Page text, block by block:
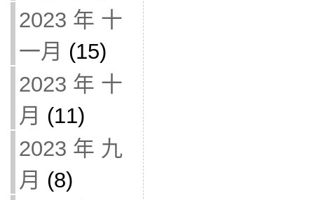
2023 年 十
一月 (15)
2023 年 十
月 (11)
2023 年 九
月 (8)